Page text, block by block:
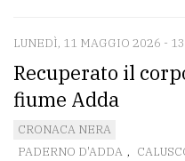
LUNEDÌ, 11 MAGGIO 2026 -
Recuperato il
fiume Adda
CRONACA NERA
PADERNO D'ADDA ,